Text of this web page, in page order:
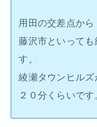
用田の交差点から
藤沢市といって
す。
綾瀬タウンヒル
２０分くらいです